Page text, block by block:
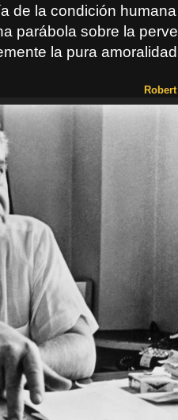
de la condición
parábola sobre la
la pura